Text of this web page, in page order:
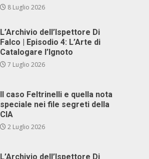
8 Luglio 2026
L’Archivio dell’Ispettore Di
Falco | Episodio 4: L’Arte di
Catalogare l’Ignoto
7 Luglio 2026
Il caso Feltrinelli e quella nota
speciale nei file segreti della
CIA
2 Luglio 2026
L’Archivio dell’Ispettore Di